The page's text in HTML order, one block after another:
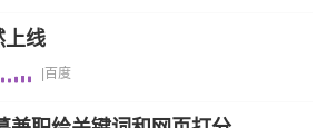
上线
百度